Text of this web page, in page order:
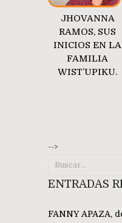
JHOVANNA
RAMOS, SUS
INICIOS EN LA
FAMILIA
WIST’UPIKU.
-->
ENTRADAS
FANNY APAZA,